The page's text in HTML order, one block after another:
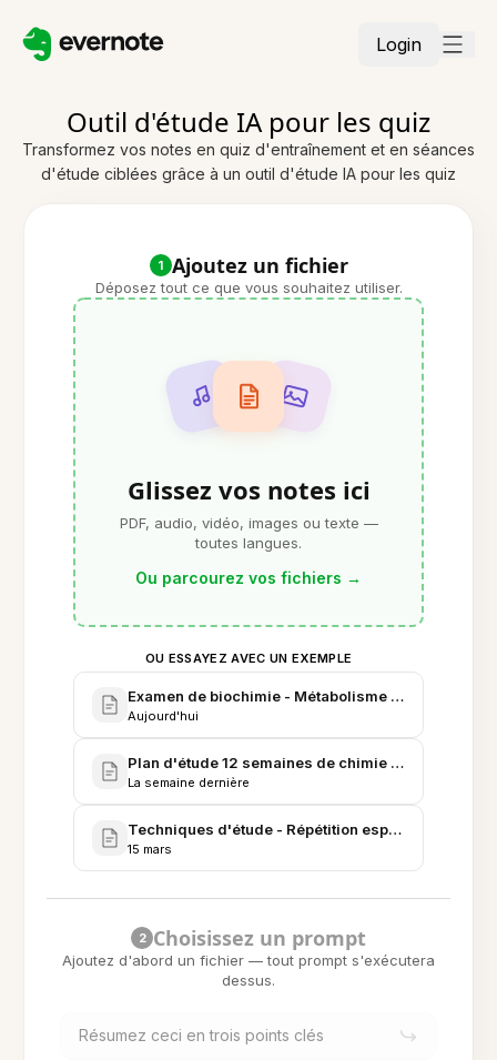
Login
Outil d'étude IA pour les quiz
Transformez vos notes en quiz d'entraînement et en séances
d'étude ciblées grâce à un outil d'étude IA pour les quiz
1 Ajoutez un fichier
Déposez tout ce que vous souhaitez utiliser.
Glissez vos notes ici
PDF, audio, vidéo, images ou texte —
toutes langues.
Ou parcourez vos fichiers →
OU ESSAYEZ AVEC UN EXEMPLE
Examen de biochimie - Métabolisme & Enzymes
Aujourd'hui
Plan d'étude 12 semaines de chimie organique -
La semaine dernière
Techniques d'étude - Répétition espacée vs
15 mars
2 Choisissez un prompt
Ajoutez d'abord un fichier — tout prompt s'exécutera
dessus.
Résumez ceci en trois points clés